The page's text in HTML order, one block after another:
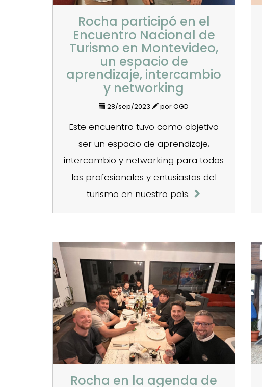
Rocha participó en el
Encuentro Nacional de
Turismo en Montevideo,
un espacio de
aprendizaje, intercambio
y networking
28/sep/2023 por OGD
Este encuentro tuvo como objetivo
ser un espacio de aprendizaje,
intercambio y networking para todos
los profesionales y entusiastas del
turismo en nuestro país.
Rocha en la agenda de